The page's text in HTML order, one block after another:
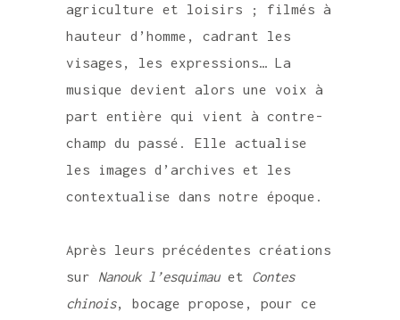
agriculture et loisirs ; filmés à
hauteur d’homme, cadrant les
visages, les expressions… La
musique devient alors une voix à
part entière qui vient à contre-
champ du passé. Elle actualise
les images d’archives et les
contextualise dans notre époque.
Après leurs précédentes créations
sur Nanouk l’esquimauet Contes
chinois, bocage propose, pour ce